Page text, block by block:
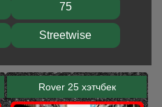
75
Streetwise
Rover 25 хэтчбек